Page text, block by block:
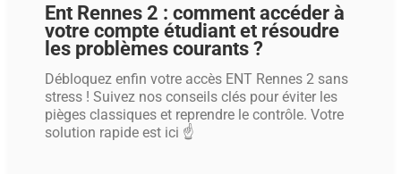
Ent Rennes 2 : comment accéder à
votre compte étudiant et résoudre
les problèmes courants ?
Débloquez enfin votre accès ENT Rennes 2 sans
stress ! Suivez nos conseils clés pour éviter les
pièges classiques et reprendre le contrôle. Votre
solution rapide est ici ☝️